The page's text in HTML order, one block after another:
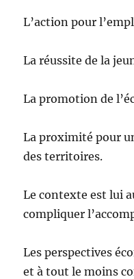
L’action pour
La réussite de la
La promotion de
La proximité pour
des territoires.
Le contexte est lui
compliquer
Les perspectives
et à tout le moins